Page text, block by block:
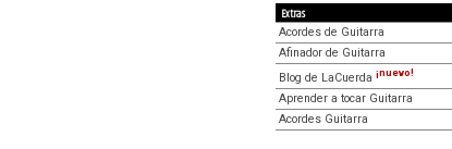
Extras
Acordes de Guitarra
Afinador de Guitarra
Blog de LaCuerda ¡nuevo!
Aprender a tocar Guitarra
Acordes Guitarra